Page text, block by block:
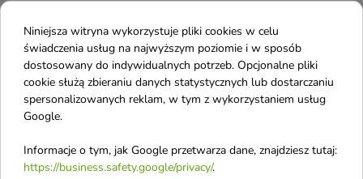
Kosmetyki do opalania
Filtry do ciała
Kosmetyki do opalania dla dzieci
więcej produktów w miarę ich dodawania.
Niniejsza witryna wykorzystuje pliki cookies w celu
świadczenia usług na najwyższym poziomie i w sposób
dostosowany do indywidualnych potrzeb. Opcjonalne pliki
cookie służą zbieraniu danych statystycznych lub dostarczaniu
spersonalizowanych reklam, w tym z wykorzystaniem usług
Google.
Informacje o tym, jak Google przetwarza dane, znajdziesz tutaj:
https://business.safety.google/privacy/.